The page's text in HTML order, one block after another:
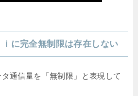
に完全無制限は存在しない
通信量を「無制限」と表現して